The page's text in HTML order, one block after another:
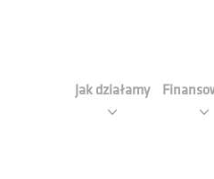
Jak działamy